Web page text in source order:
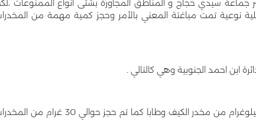
جماعة سيدي حجاج و المناطق المجاورة بشتى أنواع الممنوعات
نوعية تمت مباغتة المعني بالأمر وحجز كمية مهمة من
ابن احمد الجنوبية وهي كالتالي .
حوالي 1 كيلوغرام من مخدر الشيرا وكمية تقدر ب 30 كيلوغرام من مخدر الكيف وطابا كما تم حجز حوالي 30 غرام